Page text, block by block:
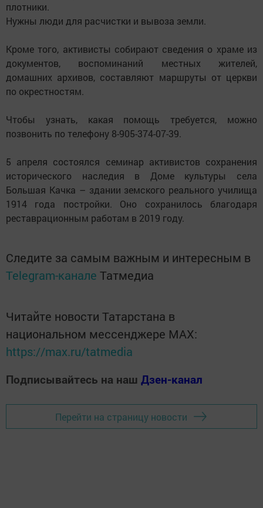
плотники.
Нужны люди для расчистки и вывоза земли.
Кроме того, активисты собирают сведения о храме из
документов, воспоминаний местных жителей,
домашних архивов, составляют маршруты от церкви
по окрестностям.
Чтобы узнать, какая помощь требуется, можно
позвонить по телефону 8-905-374-07-39.
5 апреля состоялся семинар активистов сохранения
исторического наследия в Доме культуры села
Большая Качка – здании земского реального училища
1914 года постройки. Оно сохранилось благодаря
реставрационным работам в 2019 году.
Следите за самым важным и интересным в
Telegram-канале Татмедиа
Читайте новости Татарстана в
национальном мессенджере MАХ:
https://max.ru/tatmedia
Подписывайтесь на наш Дзен-канал
Перейти на страницу новости